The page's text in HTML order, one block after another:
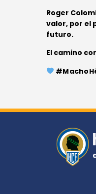
Roger
valor, por el
futuro.
El camino